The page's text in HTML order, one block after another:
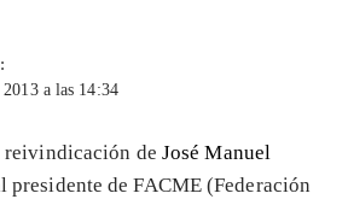
a las 14:34
reivindicación de José Manuel
presidente de FACME (Federación